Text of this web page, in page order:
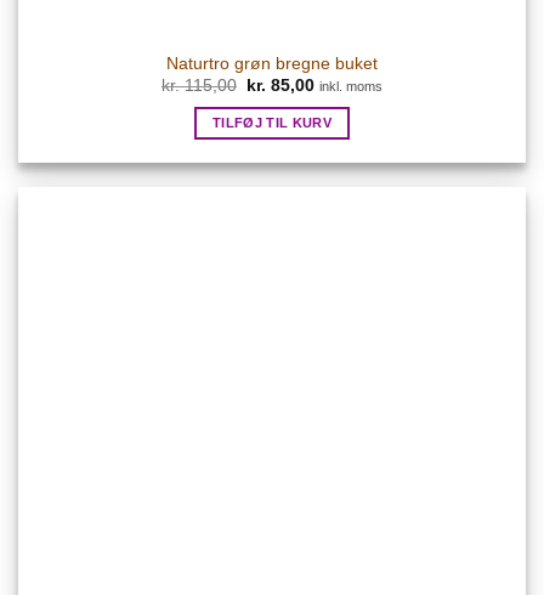
Naturtro grøn bregne buket
kr.115,00
Den
pris
var:
kr. 85,00Den
pris
er:
inkl. moms
TILFØJ TIL KURV